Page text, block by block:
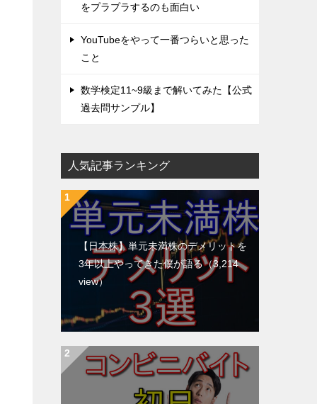
をプラプラするのも面白い
YouTubeをやって一番つらいと思った
こと
数学検定11~9級まで解いてみた【公式
過去問サンプル】
人気記事ランキング
【日本株】単元未満株のデメリットを
3年以上やってきた僕が語る（3,214
view）